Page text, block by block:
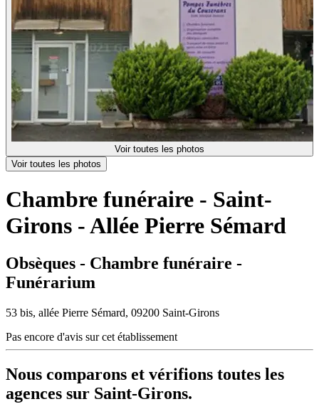
Voir toutes les photos
Voir toutes les photos
Chambre funéraire - Saint-
Girons - Allée Pierre Sémard
Obsèques - Chambre funéraire -
Funérarium
53 bis, allée Pierre Sémard, 09200 Saint-Girons
Pas encore d'avis sur cet établissement
Nous comparons et vérifions toutes les
agences sur Saint-Girons.